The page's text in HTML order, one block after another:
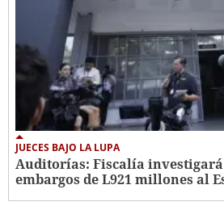
JUECES BAJO LA LUPA
Auditorías: Fiscalía investigará
embargos de L921 millones al